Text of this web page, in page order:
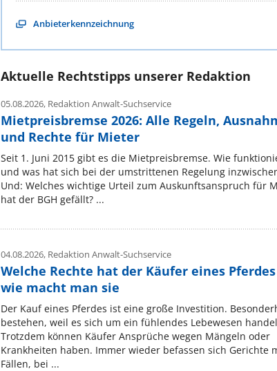
Anbieterkennzeichnung
Aktuelle Rechtstipps unserer Redaktion
05.08.2026, Redaktion Anwalt-Suchservice
Mietpreisbremse 2026: Alle Regeln,
und Rechte für Mieter
Seit 1. Juni 2015 gibt es die Mietpreisbremse. Wie
und was hat sich bei der umstrittenen Regelung
Und: Welches wichtige Urteil zum Auskunftsanspruch für
hat der BGH gefällt? ...
04.08.2026, Redaktion Anwalt-Suchservice
Welche Rechte hat der Käufer eines
wie macht man sie
Der Kauf eines Pferdes ist eine große Investition.
bestehen, weil es sich um ein fühlendes Lebewesen
Trotzdem können Käufer Ansprüche wegen Mängeln oder
Krankheiten haben. Immer wieder befassen sich Gerichte
Fällen, bei ...